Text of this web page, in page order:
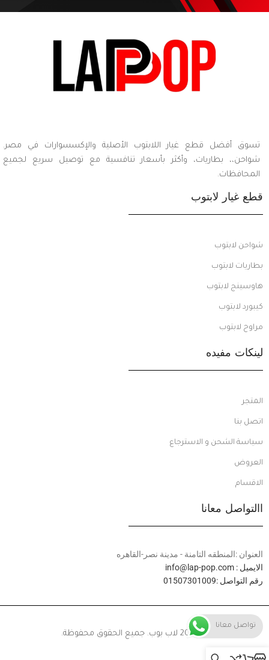
تسوق أفضل قطع غيار اللابتوب الأصلية والإكسسوارات في مصر.
شواحن،، بطاريات، وأكثر بأسعار تنافسية مع توصيل سريع لجميع
المحافظات.
قطع غيار لابتوب
شواحن لابتوب
بطاريات لابتوب
هاوسينج لابتوب
كيبورد لابتوب
مراوح لابتوب
لينكات مفيده
المتجر
اتصل بنا
سياسة الشحن و الاسترجاع
العروض
الاقسام
االتواصل معانا
العنوان :المنطقه التامنة - مدينة نصر-القاهره
الايميل : info@lap-pop.com
رقم التواصل :01507301009
© 2024 لاب بوب. جميع الحقوق محفوظة.
تواصل معانا